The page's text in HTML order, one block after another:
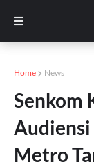
Home News
Senkom
Audiensi
Metro